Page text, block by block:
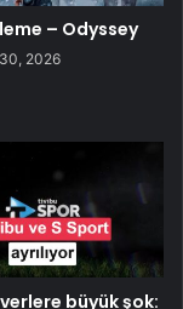
– Odyssey
2026
büyük şok: